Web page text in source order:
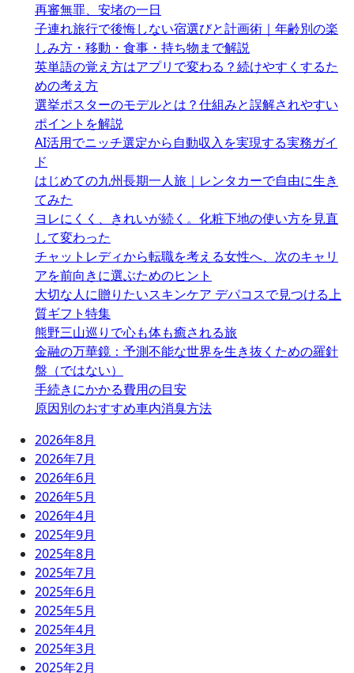
再審無罪、安堵の一日
子連れ旅行で後悔しない宿選びと計画術｜年齢別の楽
しみ方・移動・食事・持ち物まで解説
英単語の覚え方はアプリで変わる？続けやすくするた
めの考え方
選挙ポスターのモデルとは？仕組みと誤解されやすい
ポイントを解説
AI活用でニッチ選定から自動収入を実現する実務ガイ
ド
はじめての九州長期一人旅｜レンタカーで自由に生き
てみた
ヨレにくく、きれいが続く。化粧下地の使い方を見直
して変わった
チャットレディから転職を考える女性へ、次のキャリ
アを前向きに選ぶためのヒント
大切な人に贈りたいスキンケア デパコスで見つける上
質ギフト特集
熊野三山巡りで心も体も癒される旅
金融の万華鏡：予測不能な世界を生き抜くための羅針
盤（ではない）
手続きにかかる費用の目安
原因別のおすすめ車内消臭方法
2026年8月
2026年7月
2026年6月
2026年5月
2026年4月
2025年9月
2025年8月
2025年7月
2025年6月
2025年5月
2025年4月
2025年3月
2025年2月